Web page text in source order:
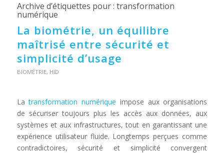
Archive d’étiquettes pour : transformation
numérique
La biométrie, un équilibre
maîtrisé entre sécurité et
simplicité d’usage
BIOMÉTRIE, HID
Latransformation numérique impose aux organisations
de sécuriser toujours plus les accès aux données, aux
systèmes et aux infrastructures, tout en garantissant une
expérience utilisateur fluide. Longtemps perçues comme
contradictoires, sécurité et simplicité convergent